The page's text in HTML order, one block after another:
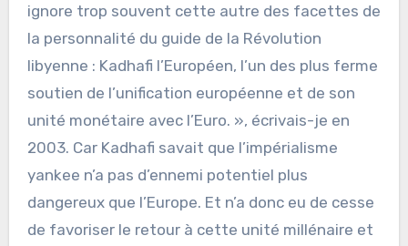
ignore trop souvent cette autre des facettes de
la personnalité du guide de la Révolution
libyenne : Kadhafi l’Européen, l’un des plus ferme
soutien de l’unification européenne et de son
unité monétaire avec l’Euro. », écrivais-je en
2003. Car Kadhafi savait que l’impérialisme
yankee n’a pas d’ennemi potentiel plus
dangereux que l’Europe. Et n’a donc eu de cesse
de favoriser le retour à cette unité millénaire et